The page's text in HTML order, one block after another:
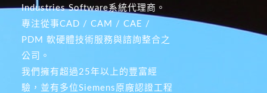
Industries Software系統代理商。
專注從事CAD / CAM / CAE /
PDM 軟硬體技術服務與諮詢整合之
公司。
我們擁有超過25年以上的豐富經
驗，並有多位Siemens原廠認證工程